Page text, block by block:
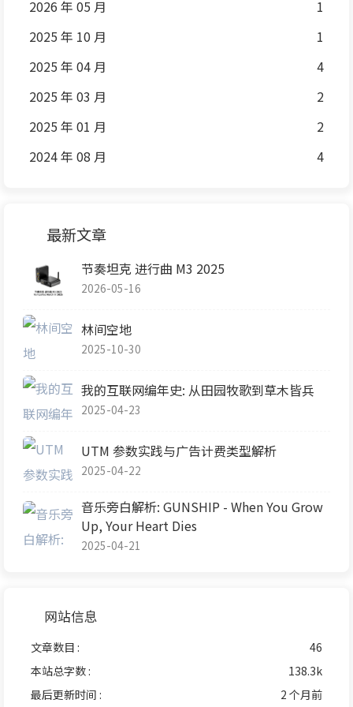
最新文章
节奏坦克 进行曲 M3 2025
2026-05-16
林间空地
2025-10-30
我的互联网编年史: 从田园牧歌到草木皆兵
2025-04-23
UTM 参数实践与广告计费类型解析
2025-04-22
音乐旁白解析: GUNSHIP - When You Grow
Up, Your Heart Dies
2025-04-21
2026 年 05 月
1
2025 年 10 月
1
2025 年 04 月
4
2025 年 03 月
2
2025 年 01 月
2
2024 年 08 月
4
网站信息
文章数目 :
46
本站总字数 :
138.3k
最后更新时间 :
2 个月前